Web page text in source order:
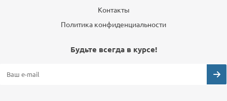
Контакты
Политика конфиденциальности
Будьте всегда в курсе!